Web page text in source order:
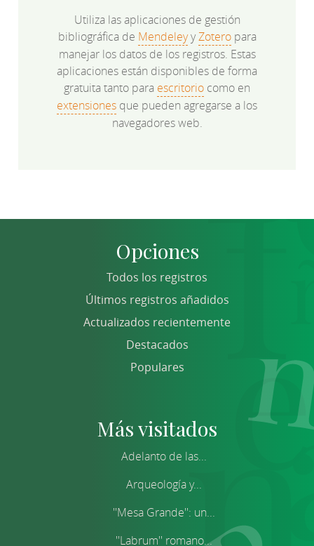
Utiliza las aplicaciones de gestión
bibliográfica de MendeleyyZoteropara
manejar los datos de los registros. Estas
aplicaciones están disponibles de forma
gratuita tanto para escritorio como en
extensiones que pueden agregarse a los
navegadores web.
Opciones
Todos los registros
Últimos registros añadidos
Actualizados recientemente
Destacados
Populares
Más visitados
Adelanto de las...
Arqueología y...
''Mesa Grande'': un...
''Labrum'' romano...